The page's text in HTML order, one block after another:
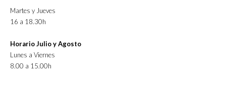
Martes y Jueves
16 a 18.30h
Horario Julio y Agosto
Lunes a Viernes
8.00 a 15.00h